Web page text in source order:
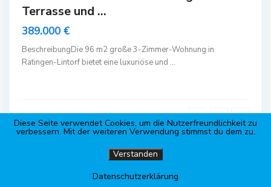
Terrasse und ...
389.000 €
BeschreibungDie 96 m2 große 3-Zimmer-Wohnung in
Ratingen-Lintorf bietet eine luxuriöse und ...
Jan Stecher
Diese Seite verwendet Cookies, um die Nutzerfreundlichkeit zu
verbessern. Mit der weiteren Verwendung stimmst du dem zu.
Verstanden
Datenschutzerklärung